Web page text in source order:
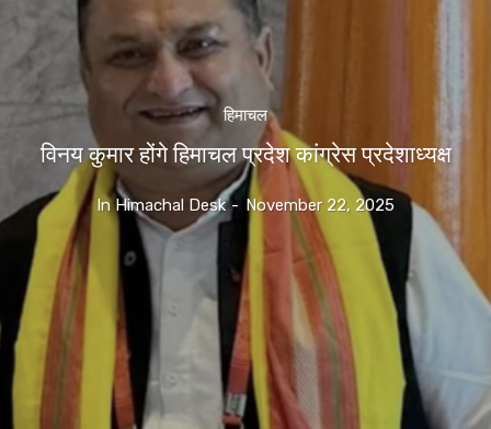
हिमाचल
विनय कुमार होंगे हिमाचल प्रदेश कांग्रेस प्रदेशाध्यक्ष
In Himachal Desk - November 22, 2025